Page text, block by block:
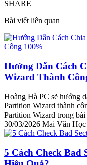
SHARE
Bài viết liên quan
Hướng Dẫn Cách
Wizard Thành
Hoàng Hà PC sẽ hướng
Partition Wizard thành
Partition Wizard trong
30/03/2026 Mai Văn Học
5 Cách Check Bad